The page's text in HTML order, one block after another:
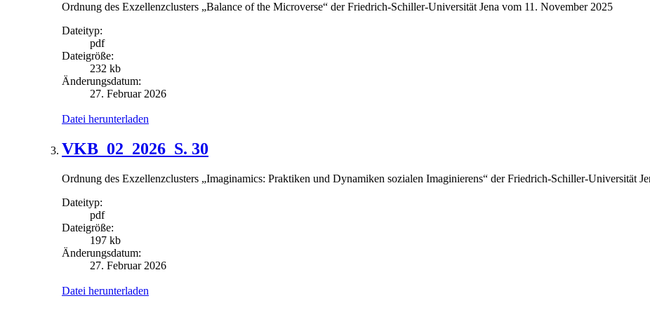
Ordnung des Exzellenzclusters „Balance of the Microverse“ der Friedrich-Schiller-Universität Jena vom 11. November 2025
Dateityp:
pdf
Dateigröße:
232 kb
Änderungsdatum:
27. Februar 2026
Datei herunterladen
VKB_02_2026_S. 30
Ordnung des Exzellenzclusters „Imaginamics: Praktiken und Dynamiken sozialen Imaginierens“ der Friedrich-Schiller-Universität
Dateityp:
pdf
Dateigröße:
197 kb
Änderungsdatum:
27. Februar 2026
Datei herunterladen